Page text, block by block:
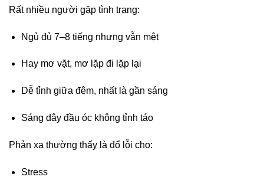
Rất nhiều người gặp tình trạng:
Ngủ đủ 7–8 tiếng nhưng vẫn mệt
Hay mơ vặt, mơ lặp đi lặp lại
Dễ tỉnh giữa đêm, nhất là gần sáng
Sáng dậy đầu óc không tỉnh táo
Phản xạ thường thấy là đổ lỗi cho:
Stress